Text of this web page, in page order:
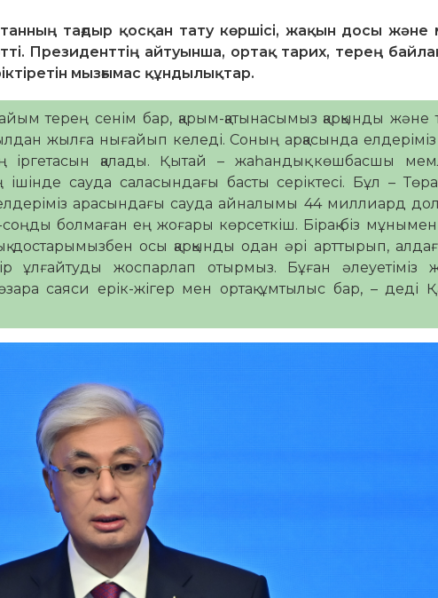
тағдыр қосқан тату көршісі, жақын досы және
Президенттің айтуынша, ортақ тарих, терең
мызғымас құндылықтар.
терең сенім бар, қарым-қатынасымыз қарқынды және
жылға нығайып келеді. Соның арқасында елдеріміз
іргетасын қалады. Қытай – жаһандық көшбасшы
ішінде сауда саласындағы басты серіктесі. Бұл –
арасындағы сауда айналымы 44 миллиард
болмаған ең жоғары көрсеткіш. Бірақ біз мұнымен
достарымызбен осы қарқынды одан әрі арттырып,
ұлғайтуды жоспарлап отырмыз. Бұған әлеуетіміз
саяси ерік-жігер мен ортақ ұмтылыс бар, – деді